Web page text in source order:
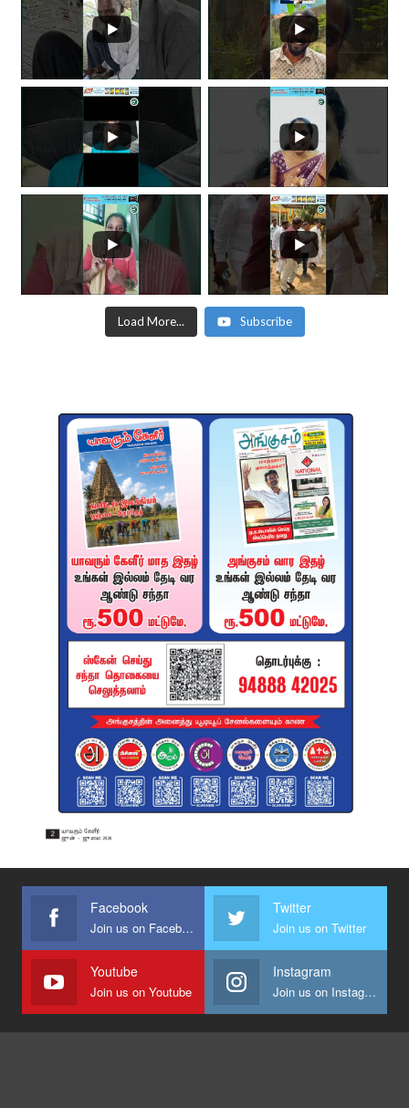
Load More... Subscribe
Facebook
Join us on Facebook
Twitter
Join us on Twitter
Youtube
Join us on Youtube
Instagram
Join us on Instagram